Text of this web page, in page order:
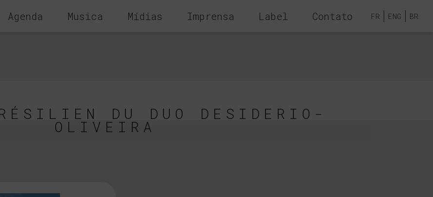
Agenda Musica Mídias Imprensa Label Contato FR ENG BR
DU DUO DESIDERIO-
OLIVEIRA